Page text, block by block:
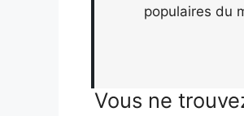
populaires du
Vous ne